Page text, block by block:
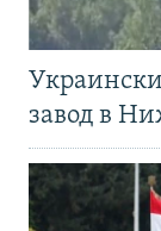
завод в